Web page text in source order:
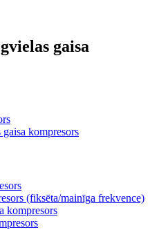
gaisa
kompresors
(fiksēta/mainīga frekvence)
kompresors